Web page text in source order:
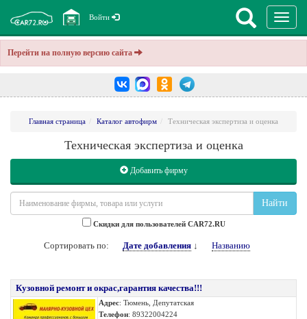
Перейти на полную версию сайта
Войти
Главная страница Каталог автофирм Техническая экспертиза и оценка
Техническая экспертиза и оценка
Добавить фирму
Найти
Cкидки для пользователей CAR72.RU
Сортировать по: Дате добавления↓ Названию
Кузовной ремонт и окрас,гарантия качества!!!
Адрес: Тюмень, Депутатская
Телефон: 89322004224